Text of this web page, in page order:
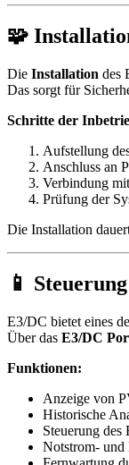
🧩
Die Installation des
Das sorgt für
Schritte der
Aufstellung
Anschluss an
Verbindung
Prüfung der
Die Installation
📱
E3/DC bietet eines
Über das E3/DC
Funktionen:
Anzeige von
Historische
Steuerung des
Notstrom- und